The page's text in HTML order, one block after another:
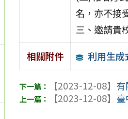
名，亦不接
三、邀請貴
相關附件
利用生
【2023-12-08】
【2023-12-08】